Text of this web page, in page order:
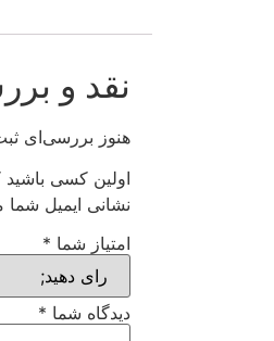
نقد و
هنوز بررسی‌ای
اولین کسی
نشانی ایمیل شما
امتیاز شما *
دیدگاه شما *